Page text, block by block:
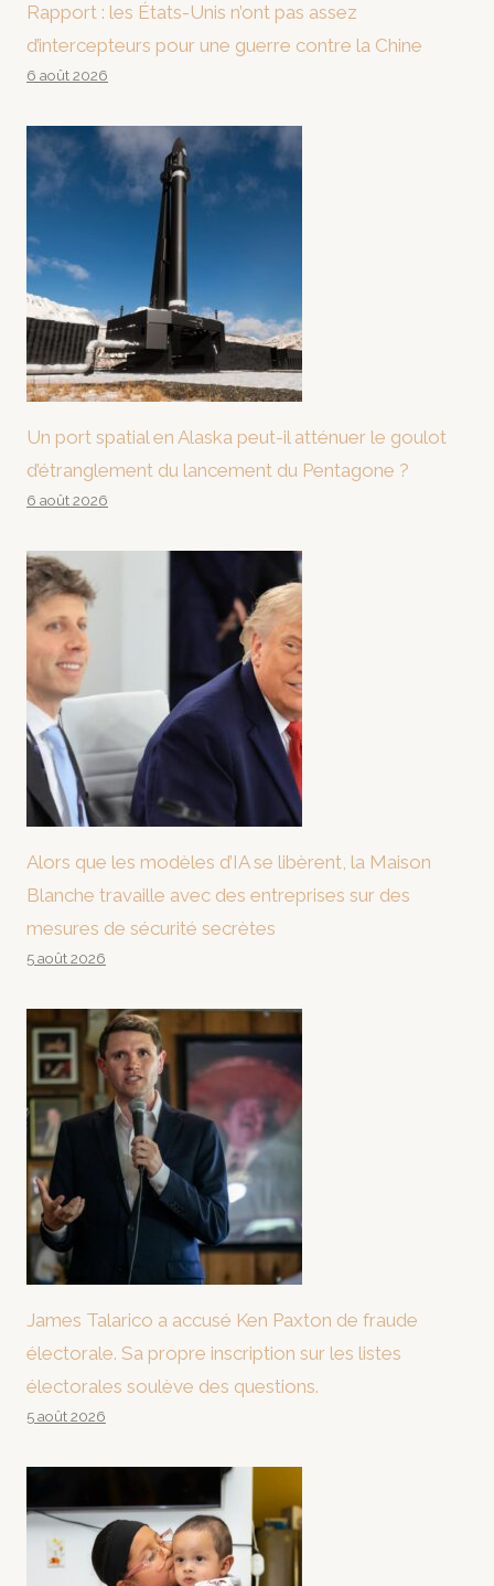
Rapport : les États-Unis n’ont pas assez
d’intercepteurs pour une guerre contre la Chine
6 août 2026
Un port spatial en Alaska peut-il atténuer le goulot
d’étranglement du lancement du Pentagone ?
6 août 2026
Alors que les modèles d’IA se libèrent, la Maison
Blanche travaille avec des entreprises sur des
mesures de sécurité secrètes
5 août 2026
James Talarico a accusé Ken Paxton de fraude
électorale. Sa propre inscription sur les listes
électorales soulève des questions.
5 août 2026